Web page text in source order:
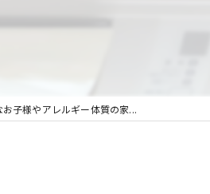
子様やアレルギー体質の家...